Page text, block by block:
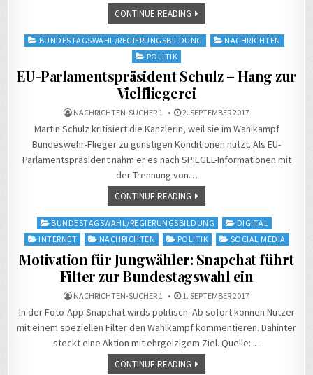
CONTINUE READING
Posted
BUNDESTAGSWAHL/REGIERUNGSBILDUNG
NACHRICHTEN
POLITIK
EU-Parlamentspräsident Schulz – Hang zur
Vielfliegerei
NACHRICHTEN-SUCHER 1 2. SEPTEMBER 2017
Martin Schulz kritisiert die Kanzlerin, weil sie im Wahlkampf
Bundeswehr-Flieger zu günstigen Konditionen nutzt. Als EU-
Parlamentspräsident nahm er es nach SPIEGEL-Informationen mit
der Trennung von…
CONTINUE READING
Posted
in
BUNDESTAGSWAHL/REGIERUNGSBILDUNG
DIGITAL
INTERNET
NACHRICHTEN POLITIK SOCIAL MEDIA
Motivation für Jungwähler: Snapchat führt
Filter zur Bundestagswahl ein
NACHRICHTEN-SUCHER 1 1. SEPTEMBER 2017
In der Foto-App Snapchat wirds politisch: Ab sofort können Nutzer
mit einem speziellen Filter den Wahlkampf kommentieren. Dahinter
steckt eine Aktion mit ehrgeizigem Ziel. Quelle:…
CONTINUE READING